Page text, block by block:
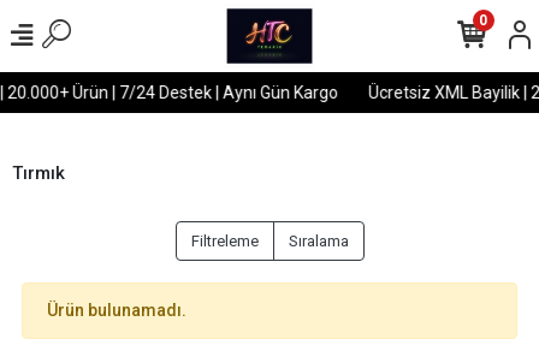
Ürün | 7/24 Destek | Aynı Gün Kargo Ücretsiz XML Bayilik |
0
Tırmık
Filtreleme Sıralama
Ürün bulunamadı.